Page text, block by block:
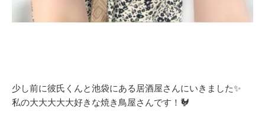
少し前に彼氏くんと池袋にある居酒屋さんにいきました✨
私の大大大大大好きな焼き鳥屋さんです！🐓